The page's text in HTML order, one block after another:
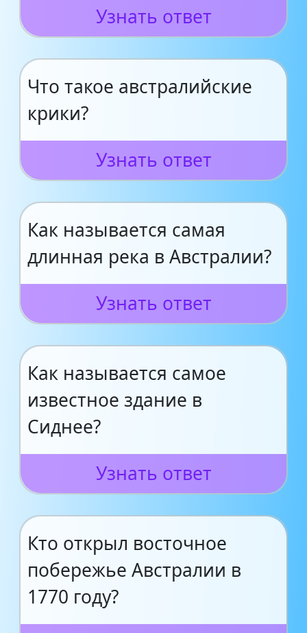
Узнать ответ
Что такое австралийские
крики?
Узнать ответ
Как называется самая
длинная река в Австралии?
Узнать ответ
Как называется самое
известное здание в
Сиднее?
Узнать ответ
Кто открыл восточное
побережье Австралии в
1770 году?